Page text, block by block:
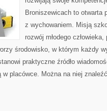
Broniszewicach to otwarta
z wychowaniem. Misją
rozwój młodego
środowisko, w którym każdy
praktyczne źródło
w placówce. Można na niej